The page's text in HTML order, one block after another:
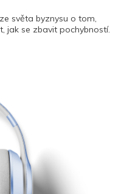
světa byznysu o tom,
jak se zbavit pochybností.